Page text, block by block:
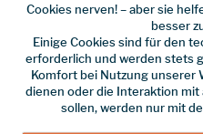
Online bestellen
vorrätig | Lieferzeit 1-3
In
Cookies nerven! – aber sie
besser
Einige Cookies sind für den
erforderlich und werden stets
Komfort bei Nutzung unserer
dienen oder die Interaktion
sollen, werden nur mit